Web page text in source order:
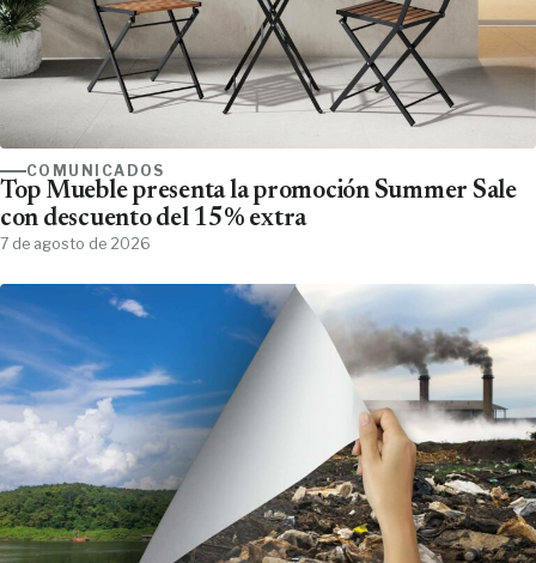
COMUNICADOS
Top Mueble presenta la promoción Summer Sale
con descuento del 15% extra
7 de agosto de 2026